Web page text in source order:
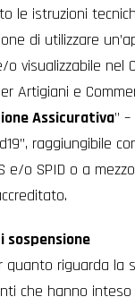
le istruzioni
di utilizzare
o visualizzabile nel
Artigiani e
Assicurativa”
raggiungibile
e/o SPID o a
sospensione
quanto riguarda la
che hanno